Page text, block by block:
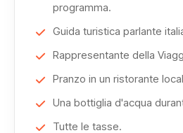
programma.
Guida turistica parlante
Rappresentante della
Pranzo in un ristorante
Una bottiglia d'acqua
Tutte le tasse.